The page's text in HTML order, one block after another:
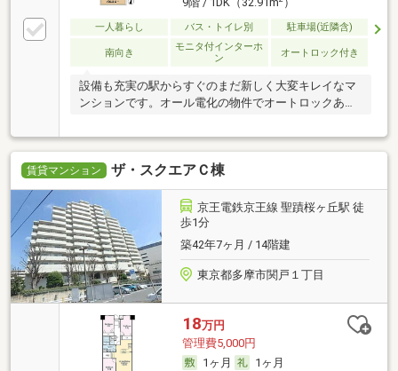
一人暮らし バス・トイレ別 駐車場(近隣含)
南向き
モニタ付インターホ
ン
オートロック付き
設備も充実の駅からすぐのまだ新しく大変キレイなマ
ンションです。オール電化の物件でオートロックあり
賃貸マンション ザ・スクエアＣ棟
京王電鉄京王線 聖蹟桜ヶ丘駅 徒
歩1分
築42年7ヶ月 / 14階建
東京都多摩市関戸１丁目
18万円
管理費5,000円
1ヶ月
1ヶ月